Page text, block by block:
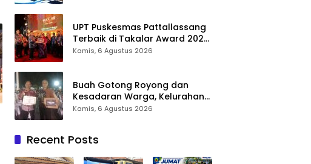
UPT Puskesmas Pattallassang
Terbaik di Takalar Award 2026,
Bukti Komitmen Hadirkan
Kamis, 6 Agustus 2026
Buah Gotong Royong dan
Kesadaran Warga, Kelurahan
Patte’ne Menjadi Bintang
Kamis, 6 Agustus 2026
Recent Posts